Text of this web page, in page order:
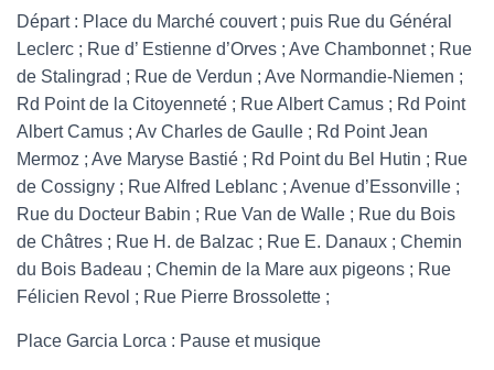
Départ : Place du Marché couvert ; puis Rue du Général
Leclerc ; Rue d’ Estienne d’Orves ; Ave Chambonnet ; Rue
de Stalingrad ; Rue de Verdun ; Ave Normandie-Niemen ;
Rd Point de la Citoyenneté ; Rue Albert Camus ; Rd Point
Albert Camus ; Av Charles de Gaulle ; Rd Point Jean
Mermoz ; Ave Maryse Bastié ; Rd Point du Bel Hutin ; Rue
de Cossigny ; Rue Alfred Leblanc ; Avenue d’Essonville ;
Rue du Docteur Babin ; Rue Van de Walle ; Rue du Bois
de Châtres ; Rue H. de Balzac ; Rue E. Danaux ; Chemin
du Bois Badeau ; Chemin de la Mare aux pigeons ; Rue
Félicien Revol ; Rue Pierre Brossolette ;
Place Garcia Lorca : Pause et musique